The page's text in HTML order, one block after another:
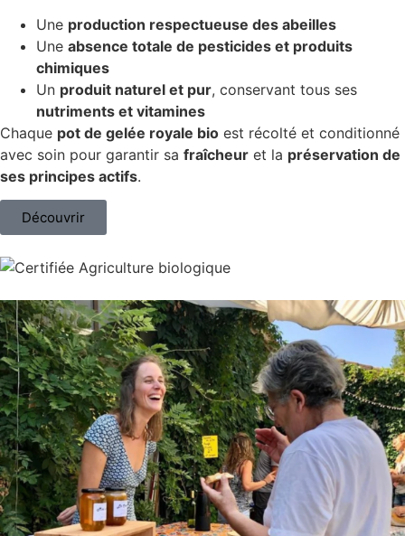
Une production respectueuse des abeilles
Une absence totale de pesticides et produits
chimiques
Un produit naturel et pur, conservant tous ses
nutriments et vitamines
Chaque pot de gelée royale bio est récolté et conditionné
avec soin pour garantir sa fraîcheur et la préservation de
ses principes actifs.
Découvrir